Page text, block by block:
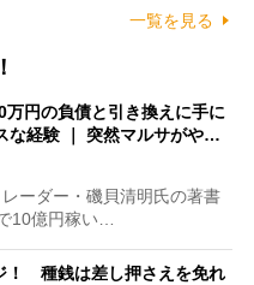
一覧を見る
万円の負債と引き換えに手に
な経験 ｜ 突然マルサがや…
ーダー・磯貝清明氏の著書
10億円稼い…
！ 種銭は差し押さえを免れ